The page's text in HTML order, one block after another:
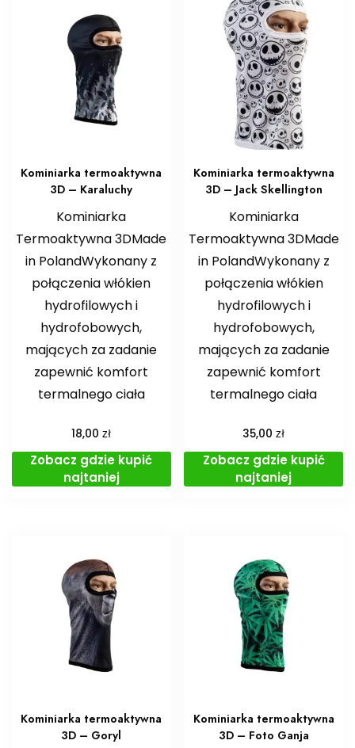
Kominiarka termoaktywna
3D – Karaluchy
Kominiarka
Termoaktywna 3DMade
in PolandWykonany z
połączenia włókien
hydrofilowych i
hydrofobowych,
mających za zadanie
zapewnić komfort
termalnego ciała
18,00zł
Zobacz gdzie kupić
najtaniej
Kominiarka termoaktywna
3D – Jack Skellington
Kominiarka
Termoaktywna 3DMade
in PolandWykonany z
połączenia włókien
hydrofilowych i
hydrofobowych,
mających za zadanie
zapewnić komfort
termalnego ciała
35,00zł
Zobacz gdzie kupić
najtaniej
Kominiarka termoaktywna
3D – Goryl
Kominiarka termoaktywna
3D – Foto Ganja